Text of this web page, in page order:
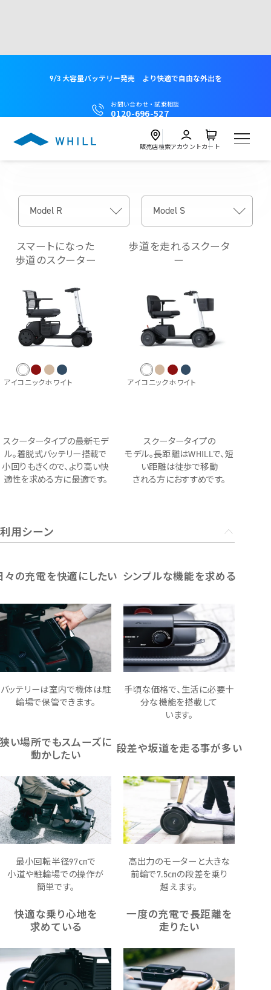
9/3 大容量バッテリー発売 より快適で自由な外出を
お問い合わせ・試乗相談
0120-696-527
有料サービス・アクセサリー
保険・ロードサービスなど
本体保証サービス
モデルを比較する
モデル比較
試乗
近くの店舗を探す
試乗会を探す
介護保険利用を検討
レンタル
レンタルサービス一覧から探す
用途別に探す
介護保険制度でレンタル
日単位でレンタル
月単位でレンタル
お出かけ先でレンタル
オンラインストア
サポート
ご利用ガイド
アフターサービス・修理
ウィル直販のサービス
よくある質問・お問い合わせ
サービス概要
提供プラン
導入事例
お問い合わせ（法人の方）
研究向け
研究モデルを検討
製品概要
販売店検索アカウントカート
スマートになった
歩道のスクーター
アイコニックホワイト
スクータータイプの最新モデ
ル。着脱式バッテリー搭載で
小回りもきくので、より高い快
適性を求める方に最適です。
歩道を走れるスクータ
ー
アイコニックホワイト
スクータータイプの
モデル。長距離はWHILLで、短
い距離は徒歩で移動
される方におすすめです。
利用シーン
々の充電を快適にしたい
バッテリーは室内で機体は駐
輪場で保管できます。
シンプルな機能を求める
手頃な価格で、生活に必要十
分な機能を搭載して
います。
い場所でもスムーズに
動かしたい
最小回転半径97㎝で
小道や駐輪場での操作が
簡単です。
段差や坂道を走る事が多い
高出力のモーターと大きな
前輪で7.5㎝の段差を乗り
越えます。
快適な乗り心地を
求めている
一度の充電で長距離を
走りたい